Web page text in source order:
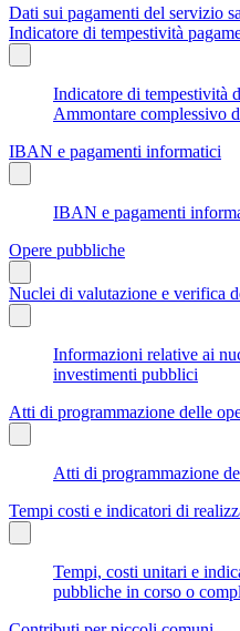
Dati sui pagamenti del servizio
Indicatore di tempestività
Indicatore di tempestività
Ammontare complessivo
IBAN e pagamenti informatici
IBAN e pagamenti
Opere pubbliche
Nuclei di valutazione e verifica
Informazioni relative ai
investimenti pubblici
Atti di programmazione delle
Atti di programmazione
Tempi costi e indicatori di
Tempi, costi unitari e
pubbliche in corso o